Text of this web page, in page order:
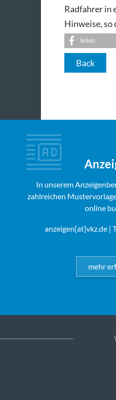
Radfahrer in
Hinweise, so
teilen
Back
In unserem
zahlreichen
online
anzeigen[at]vkz.de|
mehr